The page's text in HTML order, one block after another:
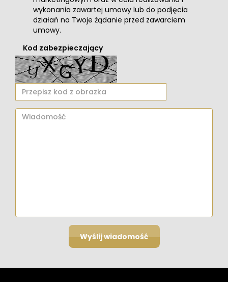
wykonania zawartej umowy lub do podjęcia
działań na Twoje żądanie przed zawarciem
umowy.
Kod zabezpieczający